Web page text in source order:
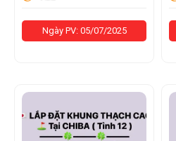
Ngày PV: 05/07/2025